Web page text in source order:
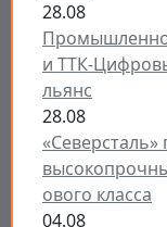
28.08
и ТТК-
льянс
28.08
«Северсталь»
ового класса
04.08